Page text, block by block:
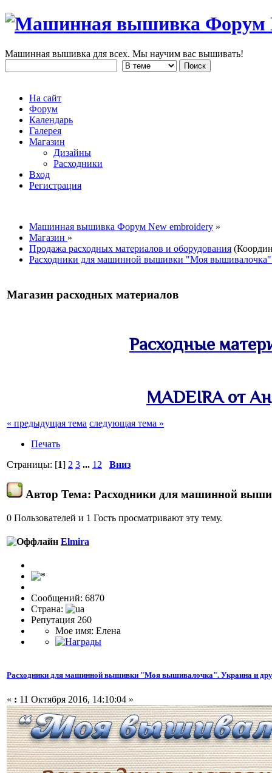
Машинная вышивка для всех. Мы научим вас вышивать!
На сайт
Форум
Календарь
Галерея
Магазин
Дизайны
Расходники
Вход
Регистрация
Машинная вышивка Форум New embroidery »
Магазин »
Продажа расходных материалов и оборудования
Расходники для машинной вышивки "Моя
Магазин расходных материалов
Расходные
MADEIRA от
« предыдущая тема следующая тема »
Печать
Страницы: [1] 2 3 ... 12 Вниз
Автор Тема: Расходники для машинной
0 Пользователей и 1 Гость просматривают эту тему.
Elmira
Сообщений: 6870
Страна:
Репутация 260
Мое имя: Елена
Расходники для машинной вышивки "Моя вышивалочка". Украина и
« : 11 Октября 2016, 14:10:04 »